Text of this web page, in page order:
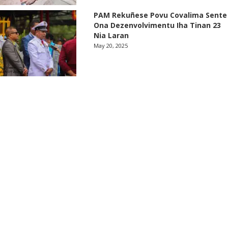
PAM Rekuñese Povu Covalima Sente
Ona Dezenvolvimentu Iha Tinan 23
Nia Laran
May 20, 2025